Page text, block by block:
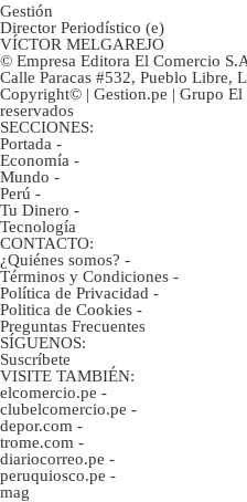
Gestión
Director Periodístico (e)
VÍCTOR MELGAREJO
© Empresa Editora El Comercio
Calle Paracas #532, Pueblo Libre,
Copyright© | Gestion.pe | Grupo El
reservados
SECCIONES:
Portada -
Economía -
Mundo -
Perú -
Tu Dinero -
Tecnología
CONTACTO:
¿Quiénes somos? -
Términos y Condiciones -
Política de Privacidad -
Politica de Cookies -
Preguntas Frecuentes
SÍGUENOS:
Suscríbete
VISITE TAMBIÉN:
elcomercio.pe -
clubelcomercio.pe -
depor.com -
trome.com -
diariocorreo.pe -
peruquiosco.pe -
mag